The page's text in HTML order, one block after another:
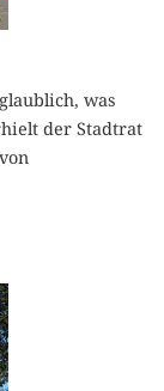
was
der Stadtrat